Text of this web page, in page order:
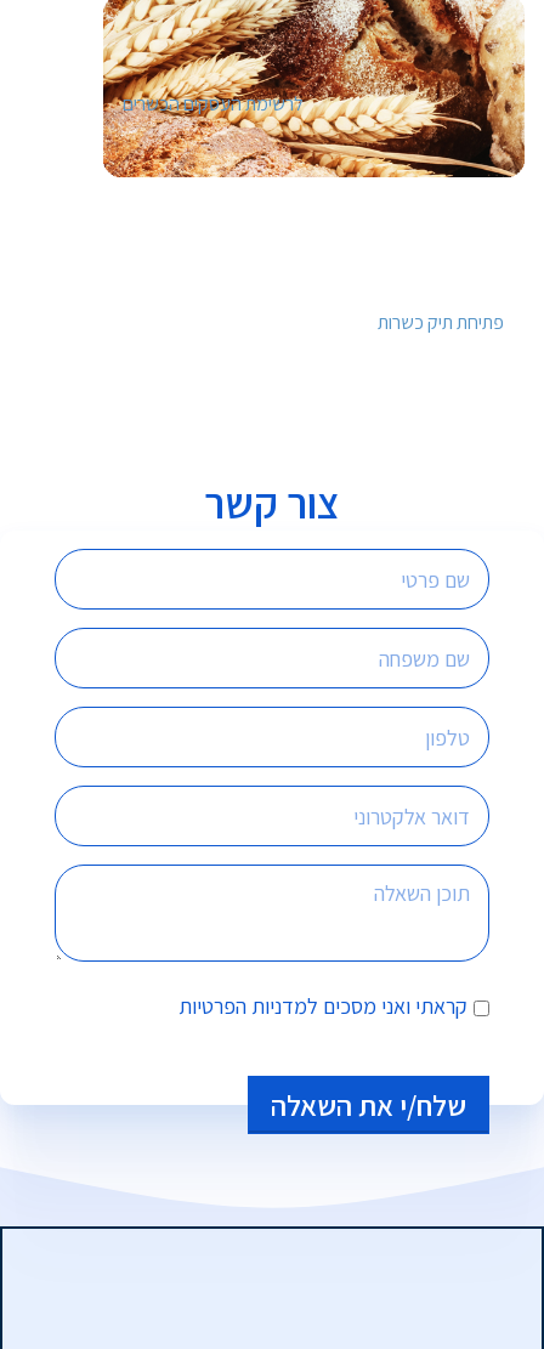
לרשימת העסקים הכשרים
פתיחת תיק כשרות
צור קשר
קראתי ואני מסכים למדניות הפרטיות
Alternative: